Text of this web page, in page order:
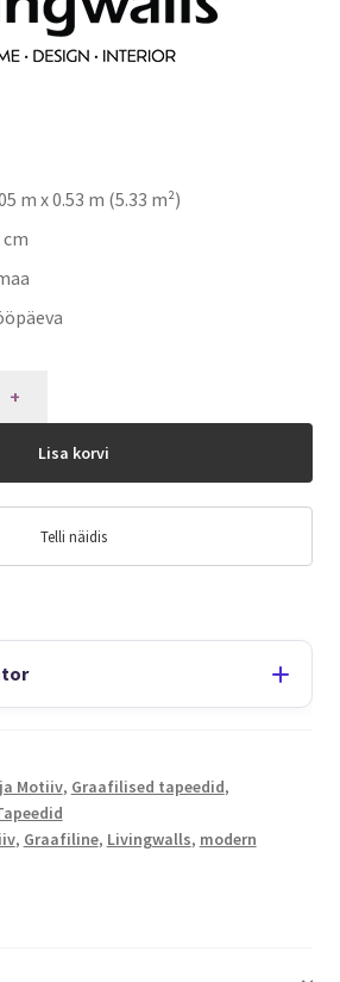
m x 0.53 m (5.33 m²)
cm
Lisa korvi
Telli näidis
Motiiv, Graafilised tapeedid,
, Graafiline, Livingwalls, modern